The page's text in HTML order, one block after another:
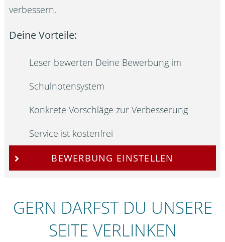
verbessern.
Deine Vorteile:
Leser bewerten Deine Bewerbung im
Schulnotensystem
Konkrete Vorschläge zur Verbesserung
Service ist kostenfrei
BEWERBUNG EINSTELLEN
GERN DARFST DU UNSERE
SEITE VERLINKEN